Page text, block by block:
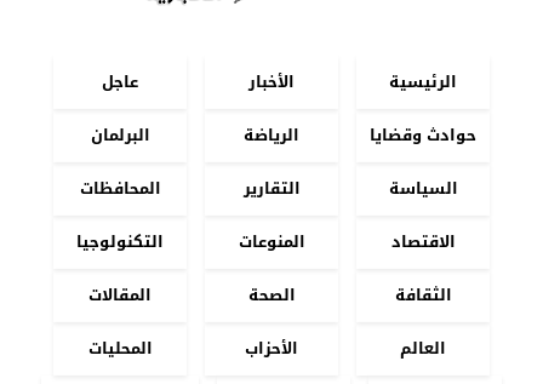
الرئيسية الأخبار
عاجل
حوادث وقضايا
الرياضة
البرلمان
السياسة
التقارير
المحافظات
الاقتصاد
المنوعات
التكنولوجيا
الثقافة
الصحة
المقالات
العالم
الأحزاب
المحليات